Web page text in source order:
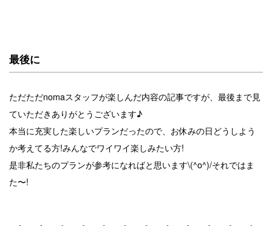
最後に
ただただnomaスタッフが楽しんだ内容の記事ですが、最後まで見
ていただきありがとうございます♪
本当に充実した楽しいプランだったので、お休みの日どうしよう
か考えてる方!みんなでワイワイ楽しみたい方!
是非私たちのプランが参考になればと思います\(^o^)/それではま
た〜!